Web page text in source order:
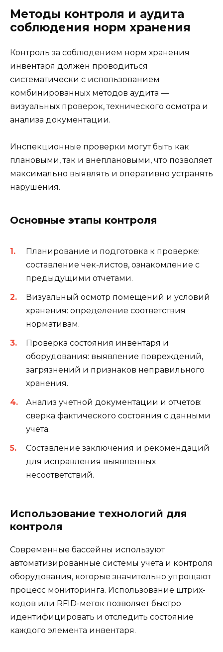
Методы контроля и аудита
соблюдения норм хранения
Контроль за соблюдением норм хранения
инвентаря должен проводиться
систематически с использованием
комбинированных методов аудита —
визуальных проверок, технического осмотра и
анализа документации.
Инспекционные проверки могут быть как
плановыми, так и внеплановыми, что позволяет
максимально выявлять и оперативно устранять
нарушения.
Основные этапы контроля
Планирование и подготовка к проверке:
составление чек-листов, ознакомление с
предыдущими отчетами.
Визуальный осмотр помещений и условий
хранения: определение соответствия
нормативам.
Проверка состояния инвентаря и
оборудования: выявление повреждений,
загрязнений и признаков неправильного
хранения.
Анализ учетной документации и отчетов:
сверка фактического состояния с данными
учета.
Составление заключения и рекомендаций
для исправления выявленных
несоответствий.
Использование технологий для
контроля
Современные бассейны используют
автоматизированные системы учета и контроля
оборудования, которые значительно упрощают
процесс мониторинга. Использование штрих-
кодов или RFID-меток позволяет быстро
идентифицировать и отследить состояние
каждого элемента инвентаря.